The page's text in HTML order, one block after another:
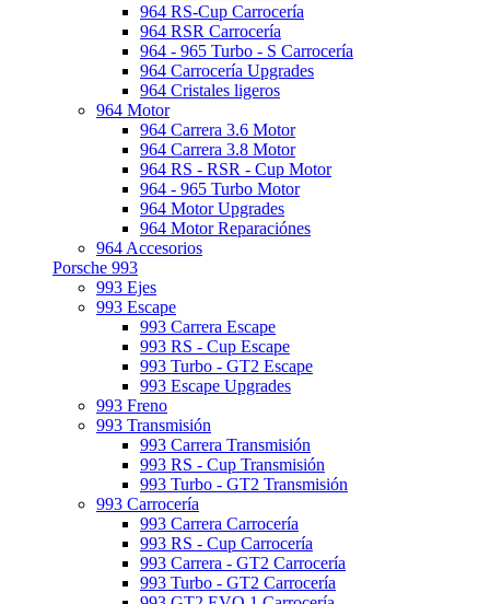
964 RS-Cup Carrocería
964 RSR Carrocería
964 - 965 Turbo - S Carrocería
964 Carrocería Upgrades
964 Cristales ligeros
964 Motor
964 Carrera 3.6 Motor
964 Carrera 3.8 Motor
964 RS - RSR - Cup Motor
964 - 965 Turbo Motor
964 Motor Upgrades
964 Motor Reparaciónes
964 Accesorios
Porsche 993
993 Ejes
993 Escape
993 Carrera Escape
993 RS - Cup Escape
993 Turbo - GT2 Escape
993 Escape Upgrades
993 Freno
993 Transmisión
993 Carrera Transmisión
993 RS - Cup Transmisión
993 Turbo - GT2 Transmisión
993 Carrocería
993 Carrera Carrocería
993 RS - Cup Carrocería
993 Carrera - GT2 Carrocería
993 Turbo - GT2 Carrocería